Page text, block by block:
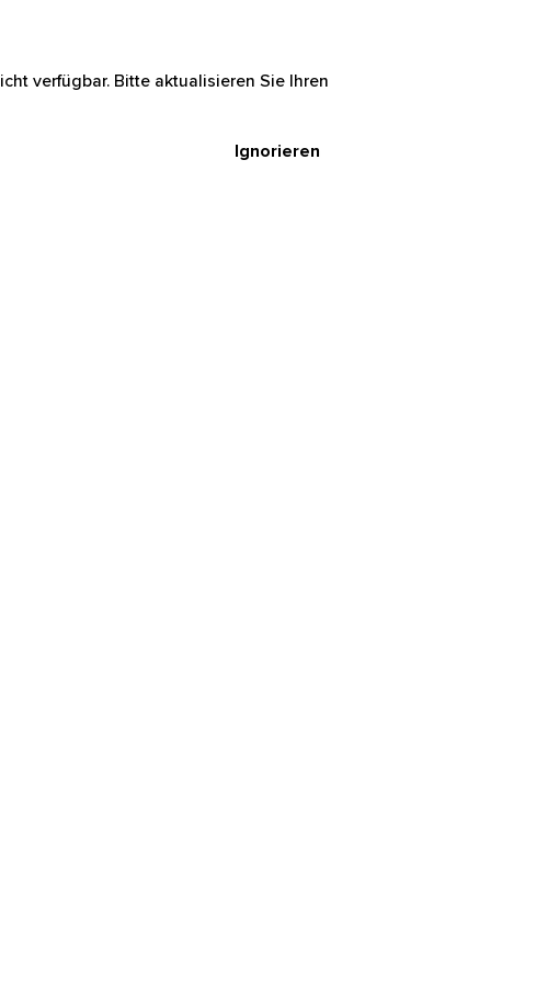
verfügbar. Bitte aktualisieren Sie Ihren
Ignorieren